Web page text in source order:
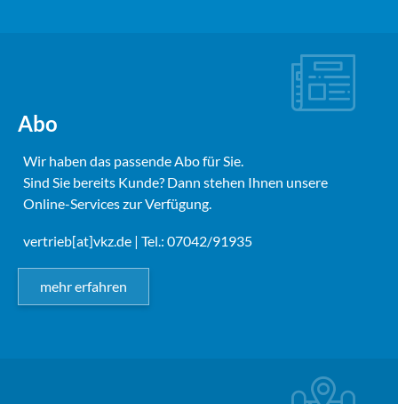
Abo
Wir haben das passende Abo für Sie.
Sind Sie bereits Kunde? Dann stehen Ihnen unsere
Online-Services zur Verfügung.
vertrieb[at]vkz.de | Tel.: 07042/91935
mehr erfahren